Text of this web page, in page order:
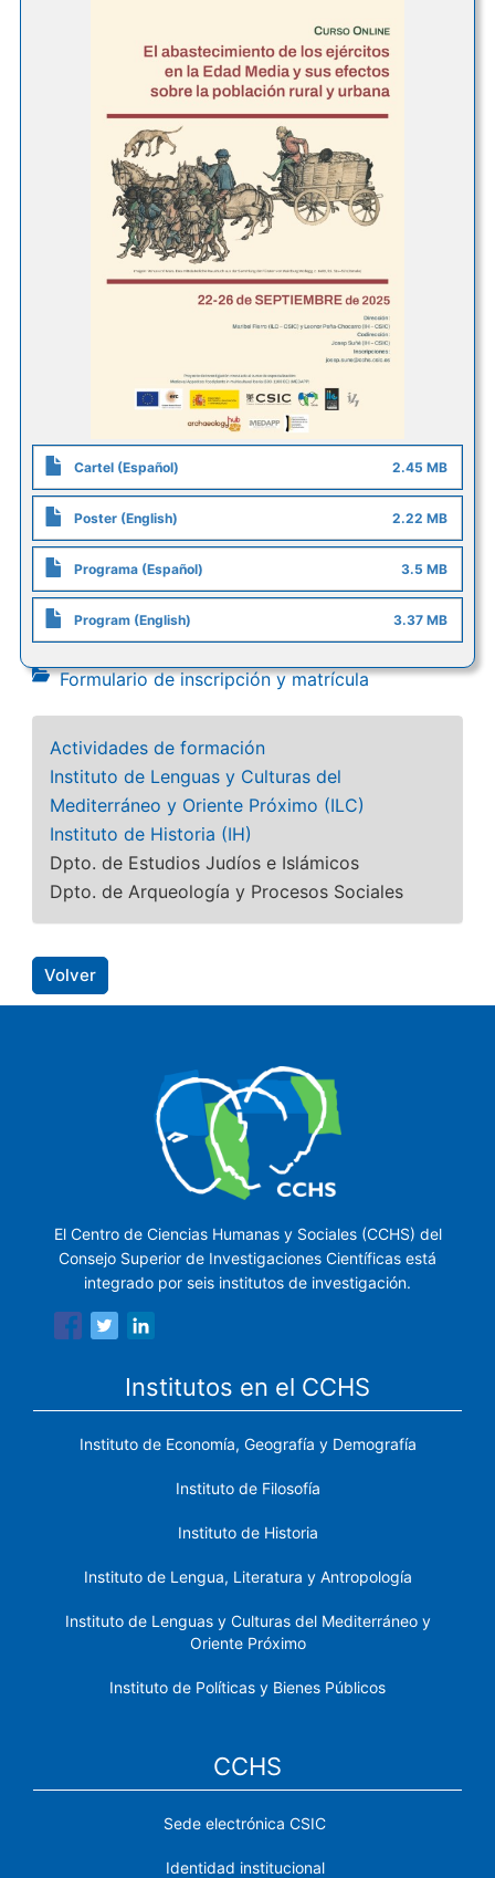
Cartel (Español) 2.45 MB
Poster (English) 2.22 MB
Programa (Español) 3.5 MB
Program (English) 3.37 MB
Formulario de inscripción y matrícula
Actividades de formación
Instituto de Lenguas y Culturas del
Mediterráneo y Oriente Próximo (ILC)
Instituto de Historia (IH)
Dpto. de Estudios Judíos e Islámicos
Dpto. de Arqueología y Procesos Sociales
Volver
El Centro de Ciencias Humanas y Sociales (CCHS) del
Consejo Superior de Investigaciones Científicas está
integrado por seis institutos de investigación.
Institutos en el CCHS
Instituto de Economía, Geografía y Demografía
Instituto de Filosofía
Instituto de Historia
Instituto de Lengua, Literatura y Antropología
Instituto de Lenguas y Culturas del Mediterráneo y
Oriente Próximo
Instituto de Políticas y Bienes Públicos
CCHS
Sede electrónica CSIC
Identidad institucional